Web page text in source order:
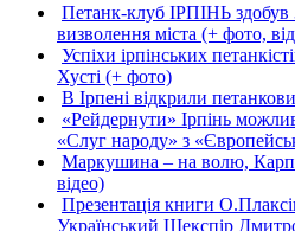
Петанк-клуб ІРПІНЬ здобув
визволення міста (+ фото,
Успіхи ірпінських
Хусті (+ фото)
В Ірпені відкрили
«Рейдернути» Ірпінь
«Слуг народу» з
Маркушина – на волю,
відео)
Презентація книги
Український Шекспір